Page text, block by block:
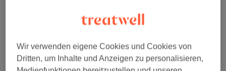
Wir verwenden eigene Cookies und Cookies von
Dritten, um Inhalte und Anzeigen zu personalisieren,